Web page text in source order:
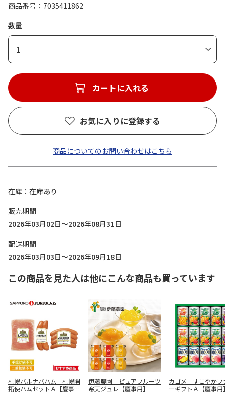
商品番号
7035411862
数量
1
カートに入れる
お気に入りに登録する
商品についてのお問い合わせはこちら
在庫
在庫あり
販売期間
2026年03月02日～2026年08月31日
配送期間
2026年03月03日～2026年09月18日
この商品を見た人は他にこんな商品も買っています
札幌バルナバハム 札幌開
拓使ハムセットＡ【慶事
伊藤農園 ピュアフルーツ
寒天ジュレ【慶事用】
カゴメ すこやかフ
ーギフトＡ【慶事用